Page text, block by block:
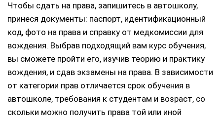
Чтобы сдать на права, запишитесь в автошколу,
принеся документы: паспорт, идентификационный
код, фото на права и справку от медкомиссии для
вождения. Выбрав подходящий вам курс обучения,
вы сможете пройти его, изучив теорию и практику
вождения, и сдав экзамены на права. В зависимости
от категории прав отличается срок обучения в
автошколе, требования к студентам и возраст, со
скольки можно получить права той или иной